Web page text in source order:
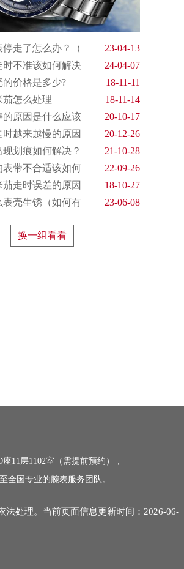
走了怎么办？（
23-04-13
时不准该如何解决
24-04-07
价格是多少?
18-11-11
茄怎么处理
18-11-14
的原因是什么应该
20-10-17
越来越慢的原因
20-12-26
划痕如何解决？
21-10-28
表带不合适该如何
22-09-26
茄走时误差的原因
18-10-27
表壳生锈（如何有
23-06-08
换一组看看
11层1102室（需提前预约），
全国专业的腕表服务团队。
法处理。当前页面信息更新时间：2026-06-